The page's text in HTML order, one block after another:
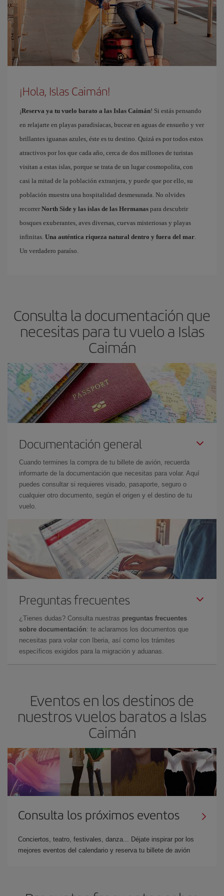
¡Hola, Islas Caimán!
¡Reserva ya tu vuelo barato a las Islas Caimán! Si estás pensando
en relajarte en playas paradisíacas, bucear en aguas de ensueño y ver
brillantes iguanas azules, éste es tu destino. Quizá es por todos estos
atractivos por los que cada año, cerca de dos millones de turistas
visitan a estas islas, porque se trata de un lugar cosmopolita, con
casi la mitad de la población extranjera, y puede que por ello, su
población muestra una hospitalidad desmesurada. No olvides
recorrer North Side y las islas de las Hermanas para descubrir
bosques exuberantes, aves diversas, cuevas misteriosas y playas
infinitas. Una auténtica riqueza natural dentro y fuera del mar
Un verdadero paraíso.
Consulta la documentación que
necesitas para tu vuelo a Islas
Caimán
Documentación general
Cuando termines la compra de tu billete de avión, recuerda
informarte de la documentación que necesitas para volar. Aquí
puedes consultar si requieres visado, pasaporte, seguro o
cualquier otro documento, según el origen y el destino de tu
vuelo.
Preguntas frecuentes
¿Tienes dudas? Consulta nuestras preguntas frecuentes
sobre documentación: te aclaramos los documentos que
necesitas para volar con Iberia, así como los trámites
específicos exigidos para la migración y aduanas.
Eventos en los destinos de
nuestros vuelos baratos a Islas
Caimán
Consulta los próximos eventos
Conciertos, teatro, festivales, danza... Déjate inspirar por los
mejores eventos del calendario y reserva tu billete de avión